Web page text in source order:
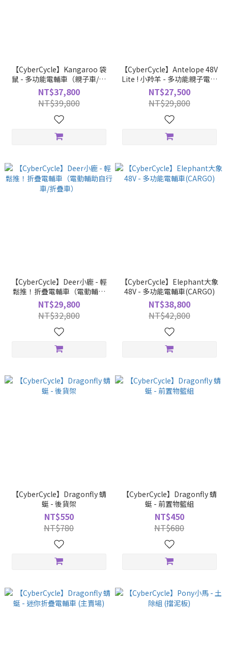
【CyberCycle】Kangaroo 袋
鼠 - 多功能電輔車（親子車/寵
物車）
NT$37,800
NT$39,800
【CyberCycle】Antelope 48V
Lite ! 小羚羊 - 多功能親子電輔
車 (主賣場)
NT$27,500
NT$29,800
【CyberCycle】Deer小鹿 - 輕
鬆推！折疊電輔車（電動輔助
自行車/折疊車）
NT$29,800
NT$32,800
【CyberCycle】Elephant大象
48V - 多功能電輔車(CARGO)
NT$38,800
NT$42,800
【CyberCycle】Dragonfly 蜻
蜓 - 後貨架
NT$550
NT$780
【CyberCycle】Dragonfly 蜻
蜓 - 前置物籃組
NT$450
NT$680